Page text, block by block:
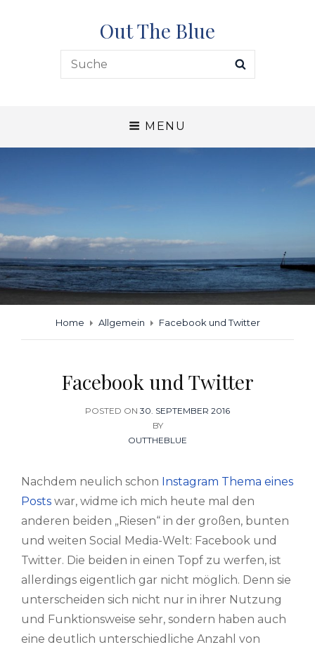
Out The Blue
Search
for:
MENU
Home Allgemein Facebook und Twitter
Facebook und Twitter
POSTED ON POSTED
ON
30. SEPTEMBER 2016
BY
OUTTHEBLUE
Nachdem neulich schon Instagram Thema eines
Posts war, widme ich mich heute mal den
anderen beiden „Riesen“ in der großen, bunten
und weiten Social Media-Welt: Facebook und
Twitter. Die beiden in einen Topf zu werfen, ist
allerdings eigentlich gar nicht möglich. Denn sie
unterscheiden sich nicht nur in ihrer Nutzung
und Funktionsweise sehr, sondern haben auch
eine deutlich unterschiedliche Anzahl von